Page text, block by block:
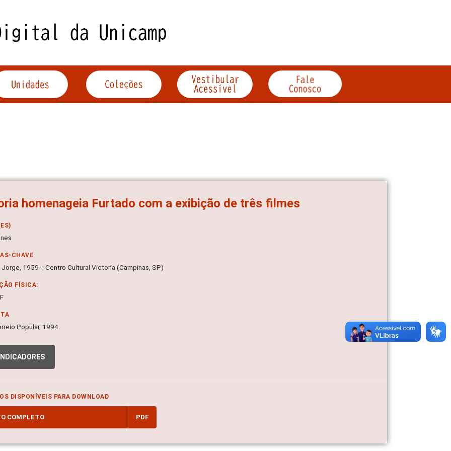
homenageia Furtado com a exibição de três filmes
CHAVE
Jorge, 1959- ; Centro Cultural Victoria (Campinas, SP)
FÍSICA:
Popular, 1994
INDICADORES
DISPONÍVEIS PARA DOWNLOAD
COMPLETO PDF